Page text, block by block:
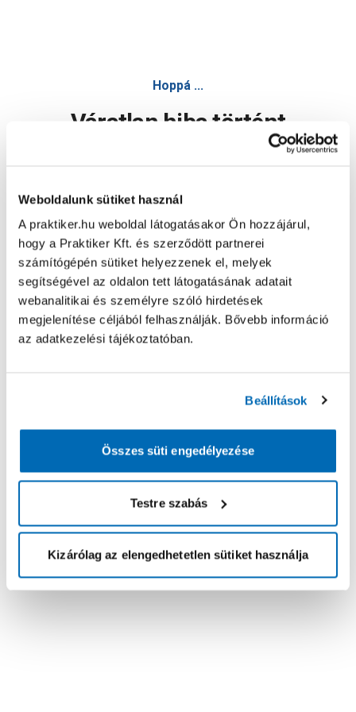
Weboldalunk sütiket használ
A praktiker.hu weboldal látogatásakor Ön hozzájárul,
hogy a Praktiker Kft. és szerződött partnerei
számítógépén sütiket helyezzenek el, melyek
segítségével az oldalon tett látogatásának adatait
webanalitikai és személyre szóló hirdetések
megjelenítése céljából felhasználják. Bővebb információ
az adatkezelési tájékoztatóban.
Beállítások
Összes süti engedélyezése
Testre szabás
Kizárólag az elengedhetetlen sütiket használja
Hoppá ...
Váratlan hiba történt
Oldal újratöltése